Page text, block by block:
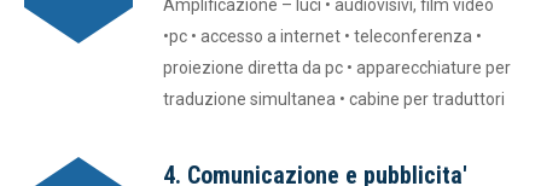
Amplificazione – luci • audiovisivi, film video
•pc • accesso a internet • teleconferenza •
proiezione diretta da pc • apparecchiature per
traduzione simultanea • cabine per traduttori
4. Comunicazione e pubblicita'